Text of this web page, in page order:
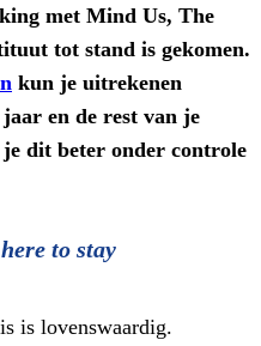
met Mind Us, The
tot stand is gekomen.
kun je uitrekenen
en de rest van je
je dit beter onder controle
to stay
is lovenswaardig.